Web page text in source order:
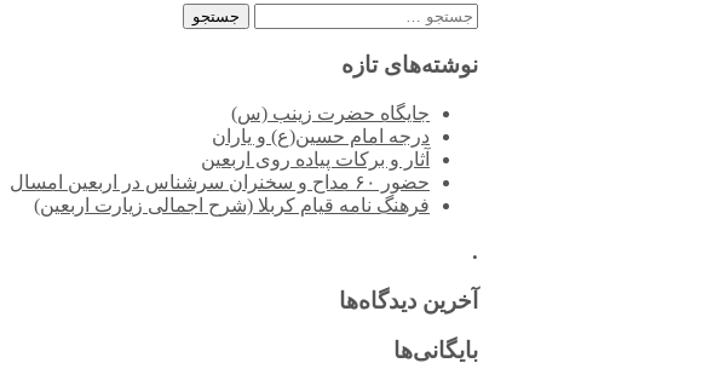
جستجو
نوشته‌های تازه
جایگاه حضرت زینب (س)
درجه امام حسین(ع) و یاران
آثار و برکات پیاده روی اربعین
حضور ۶۰ مداح و سخنران سرشناس در اربعین امسال
فرهنگ نامه قیام کربلا (شرح اجمالی زیارت اربعین)
.
آخرین دیدگاه‌ها
بایگانی‌ها